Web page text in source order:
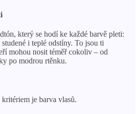
který se hodí ke každé barvě pleti:
studené i teplé odstíny. To jsou ti
mohou nosit téměř cokoliv – od
po modrou rtěnku.
je barva vlasů.